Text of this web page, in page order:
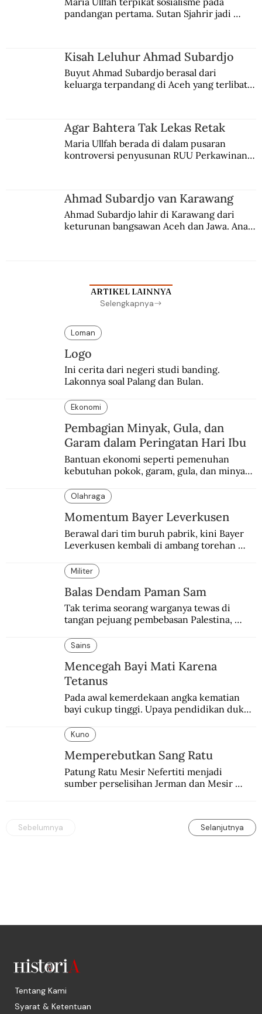
pandangan pertama. Sutan Sjahrir jadi
Kisah Leluhur Ahmad Subardjo
Buyut Ahmad Subardjo berasal dari
keluarga terpandang di Aceh yang terlibat
Agar Bahtera Tak Lekas Retak
Maria Ullfah berada di dalam pusaran
kontroversi penyusunan RUU Perkawinan.
Ahmad Subardjo van Karawang
Ahmad Subardjo lahir di Karawang dari
keturunan bangsawan Aceh dan Jawa. Anak
ARTIKEL LAINNYA
Selengkapnya
Loman
Logo
Ini cerita dari negeri studi banding.
Lakonnya soal Palang dan Bulan.
Ekonomi
Pembagian Minyak, Gula, dan
Garam dalam Peringatan Hari Ibu
Bantuan ekonomi seperti pemenuhan
kebutuhan pokok, garam, gula, dan minyak
peringatan Hari Ibu.
Olahraga
Momentum Bayer Leverkusen
Berawal dari tim buruh pabrik, kini Bayer
Leverkusen kembali di ambang torehan
“Neverkusen”.
Militer
Balas Dendam Paman Sam
Tak terima seorang warganya tewas di
tangan pejuang pembebasan Palestina,
pembalasan.
Sains
Mencegah Bayi Mati Karena
Tetanus
Pada awal kemerdekaan angka kematian
bayi cukup tinggi. Upaya pendidikan dukun
Kuno
Memperebutkan Sang Ratu
Patung Ratu Mesir Nefertiti menjadi
sumber perselisihan Jerman dan Mesir
Sebelumnya Selanjutnya
Tentang Kami
Syarat & Ketentuan